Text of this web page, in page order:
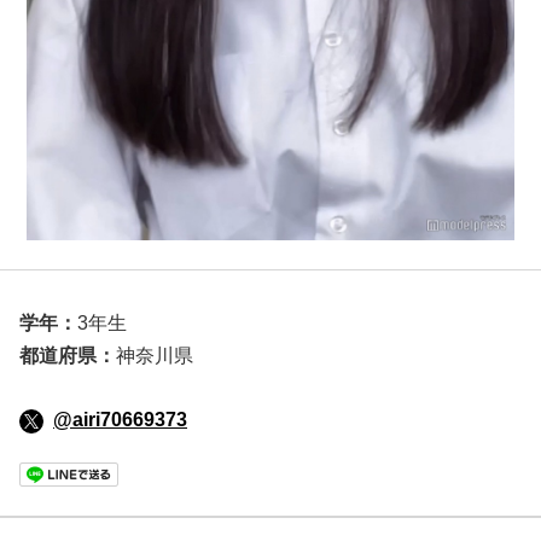
学年： 3年生
都道府県： 神奈川県
@airi70669373